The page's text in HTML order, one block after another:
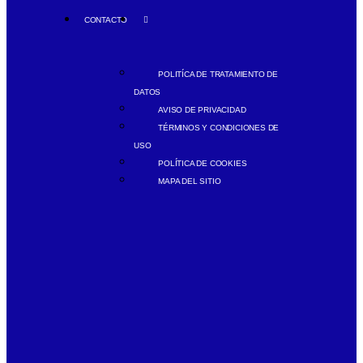
CONTACTO
POLITÍCA DE TRATAMIENTO DE
DATOS
AVISO DE PRIVACIDAD
TÉRMINOS Y CONDICIONES DE
USO
POLÍTICA DE COOKIES
MAPA DEL SITIO